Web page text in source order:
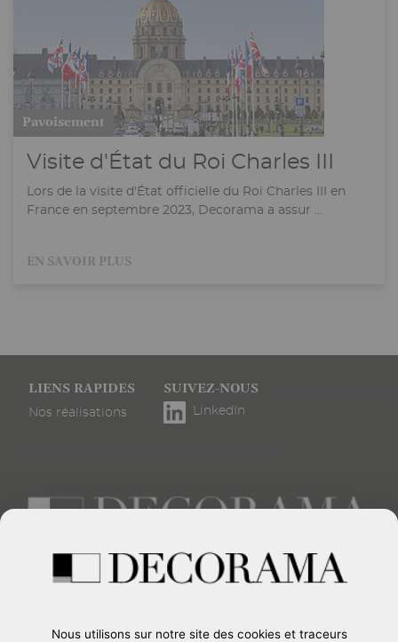
Pavoisement
Visite d'État du Roi Charles III
Lors de la visite d'État officielle du Roi Charles III en
France en septembre 2023, Decorama a assur ...
EN SAVOIR PLUS
PiedLIENS RAPIDES
Nos réalisations
SUIVEZ-NOUS
LinkedIn
Créateur d’espaces événementiels et d’intérieurs
d’exception
Nous utilisons sur notre site des cookies et traceurs